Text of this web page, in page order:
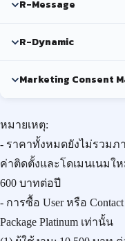
R-Message
R-Dynamic
Marketing Consent
หมายเหตุ:
- ราคาทั้งหมดยังไม่รวมภ
ค่าติดตั้งและโดเมนเนมใ
600 บาทต่อปี
- การซื้อ User หรือ
Package Platinum เท่านั้น